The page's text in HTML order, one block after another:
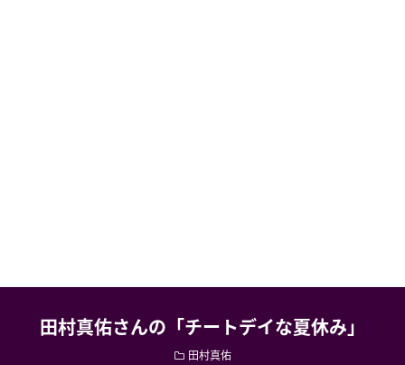
田村真佑さんの「チートデイな夏休み」
田村真佑